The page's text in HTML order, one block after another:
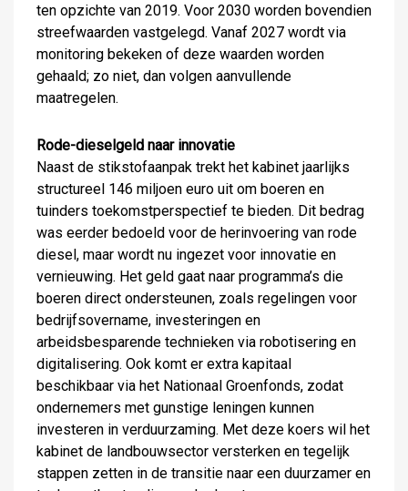
ten opzichte van 2019. Voor 2030 worden bovendien
streefwaarden vastgelegd. Vanaf 2027 wordt via
monitoring bekeken of deze waarden worden
gehaald; zo niet, dan volgen aanvullende
maatregelen.
Rode-dieselgeld naar innovatie
Naast de stikstofaanpak trekt het kabinet jaarlijks
structureel 146 miljoen euro uit om boeren en
tuinders toekomstperspectief te bieden. Dit bedrag
was eerder bedoeld voor de herinvoering van rode
diesel, maar wordt nu ingezet voor innovatie en
vernieuwing. Het geld gaat naar programma’s die
boeren direct ondersteunen, zoals regelingen voor
bedrijfsovername, investeringen en
arbeidsbesparende technieken via robotisering en
digitalisering. Ook komt er extra kapitaal
beschikbaar via het Nationaal Groenfonds, zodat
ondernemers met gunstige leningen kunnen
investeren in verduurzaming. Met deze koers wil het
kabinet de landbouwsector versterken en tegelijk
stappen zetten in de transitie naar een duurzamer en